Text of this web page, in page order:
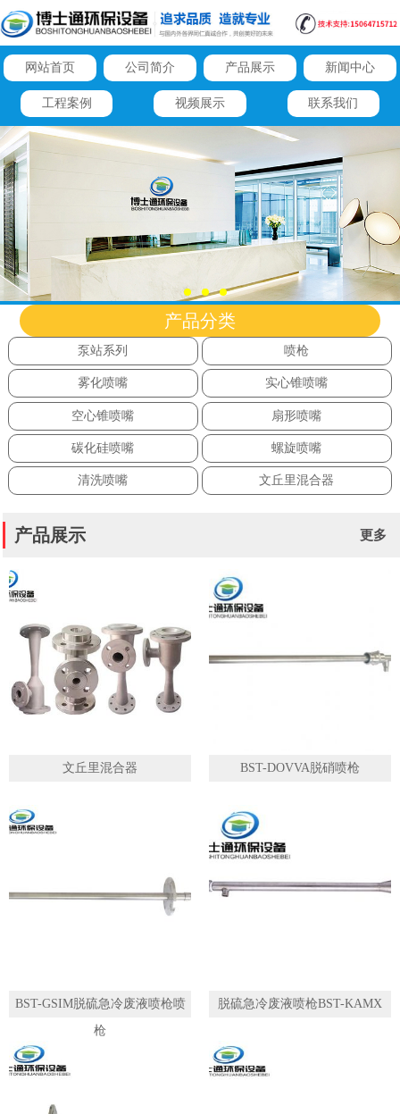
网站首页 公司简介 产品展示 新闻中心
工程案例 视频展示 联系我们
产品分类
泵站系列 喷枪
雾化喷嘴 实心锥喷嘴
空心锥喷嘴 扇形喷嘴
碳化硅喷嘴 螺旋喷嘴
清洗喷嘴 文丘里混合器
产品展示 更多
文丘里混合器 BST-DOVVA脱硝喷枪
BST-GSIM脱硫急冷废液喷枪喷
枪
脱硫急冷废液喷枪BST-KAMX